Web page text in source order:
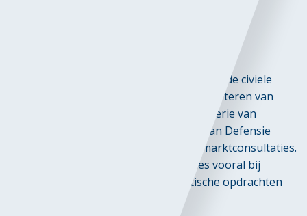
Met name grote en complexe projecten in de civiele
techniek, infrastructuur en IT-sector profiteren van
deze aanpak. Rijkswaterstaat, het Ministerie van
Economische Zaken en het Ministerie van Defensie
voeren de lijst aan in het gebruik van marktconsultaties.
Dit onderstreept dat marktconsultaties vooral bij
innovatieve, technische en specialistische opdrachten